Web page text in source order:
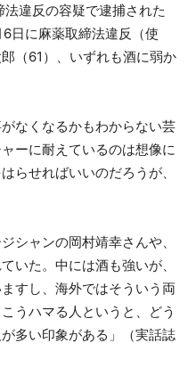
違反の容疑で逮捕された
日に麻薬取締法違反（使
（61）、いずれも酒に弱か
なくなるかもわからない芸
ーに耐えているのは想像に
らせればいいのだろうが、
シャンの岡村靖幸さんや、
いた。中には酒も強いが、
すし、海外ではそういう両
うハマる人というと、どう
多い印象がある」（実話誌